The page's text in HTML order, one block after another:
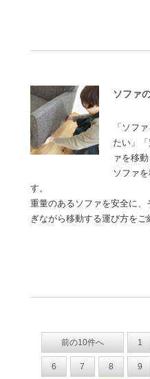
ソファ
「ソフ
たい」
ァを移
ソファ
す。
重量のあるソファを安全に
ぎながら移動する運び方を
前の10件へ 1
6 7 8 9